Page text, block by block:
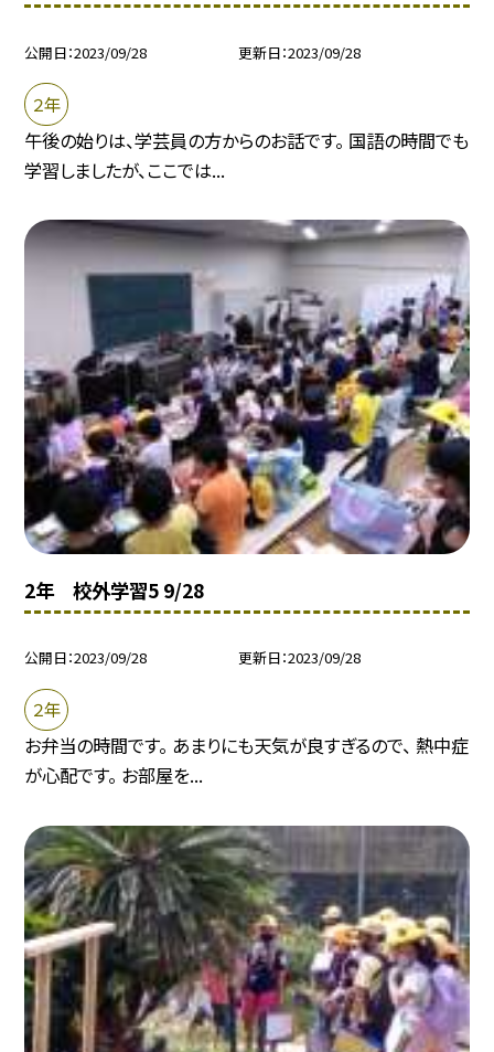
公開日 2023/09/28 更新日 2023/09/28
２年
午後の始りは、学芸員の方からのお話です。 国語の時間でも
学習しましたが、ここでは...
2年 校外学習5 9/28
公開日 2023/09/28 更新日 2023/09/28
２年
お弁当の時間です。 あまりにも天気が良すぎるので、 熱中症
が心配です。 お部屋を...